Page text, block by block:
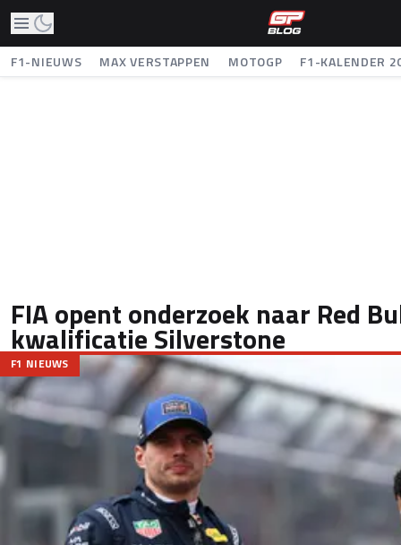
F1-NIEUWS MAX VERSTAPPEN MOTOGP F1-KALENDER
FIA opent onderzoek naar Red
kwalificatie Silverstone
F1 NIEUWS